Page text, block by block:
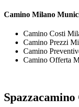
Camino Milano
Camino Costi
Camino Prezzi
Camino
Camino Offerta